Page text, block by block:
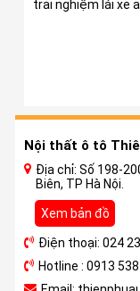
trải nghiệm lái xe
Nội thất ô tô
Địa chỉ: Số 198-
Biên, TP Hà Nội.
Xem bản đồ
Điện thoại: 024
Hotline : 0913